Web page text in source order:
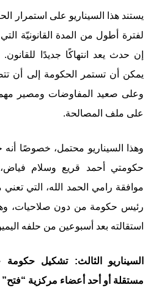
يستند هذا السيناريو على استمرار
لفترة أطول من المدة القانونيّة
إن حدث يعد انتهاكًا جديدًا
يمكن أن تستمر الحكومة إلى أن
وعلى صعيد المفاوضات ومصير
على ملف المصالحة.
وهذا السيناريو محتمل، خصوصًا
حكومتي أحمد قريع وسلام
موافقة رامي الحمد الله، التي
رئيس حكومة من دون صلاحيات،
استقالته بعد أسبوعين من حلفه
السيناريو الثالث: تشكيل
مستقلة أو أحد أعضاء مركزية “فتح”